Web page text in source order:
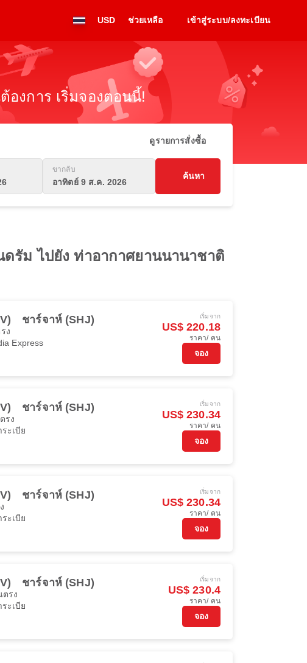
USD ช่วยเหลือ เข้าสู่ระบบ/ลงทะเบียน
งการ เริ่มจองตอนนี้!
ดูรายการสั่งซื้อ
ขากลับ
อาทิตย์ 9 ส.ค. 2026
ค้นหา
รัม ไปยัง ท่าอากาศยานนานาชาติ
ชาร์จาห์ (SHJ)
ง
Express
เริ่มจาก
US$ 220.18
ราคา/ คน
จอง
ชาร์จาห์ (SHJ)
รง
ะเบีย
เริ่มจาก
US$ 230.34
ราคา/ คน
จอง
ชาร์จาห์ (SHJ)
ะเบีย
เริ่มจาก
US$ 230.34
ราคา/ คน
จอง
ชาร์จาห์ (SHJ)
ตรง
ะเบีย
เริ่มจาก
US$ 230.4
ราคา/ คน
จอง